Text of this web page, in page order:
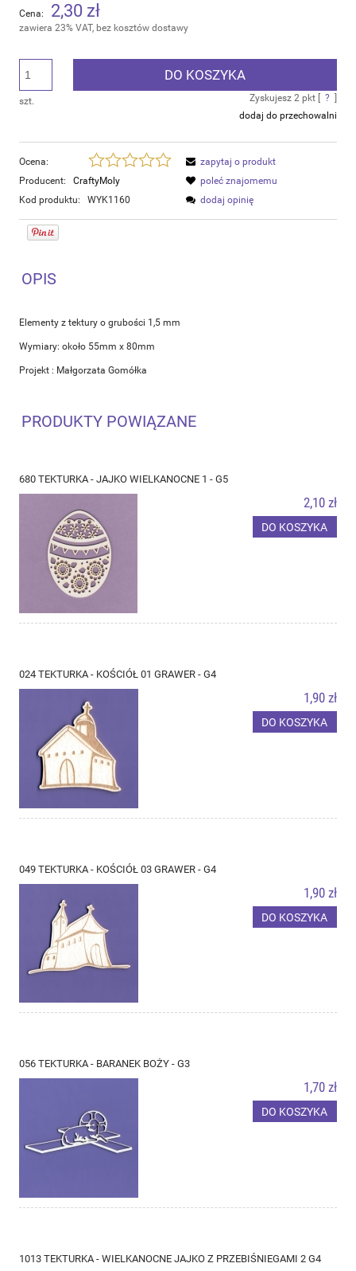
Cena: 2,30 zł
zawiera 23% VAT, bez kosztów dostawy
szt.
DO KOSZYKA
Zyskujesz 2 pkt [ ?
dodaj do przechowalni
Ocena:
Producent:
CraftyMoly
Kod produktu:
WYK1160
zapytaj o produkt
poleć znajomemu
dodaj opinię
OPIS
Elementy z tektury o grubości 1,5 mm
Wymiary: około 55mm x 80mm
Projekt : Małgorzata Gomółka
PRODUKTY POWIĄZANE
680 TEKTURKA - JAJKO WIELKANOCNE 1 - G5
2,10 zł
DO KOSZYKA
024 TEKTURKA - KOŚCIÓŁ 01 GRAWER - G4
1,90 zł
DO KOSZYKA
049 TEKTURKA - KOŚCIÓŁ 03 GRAWER - G4
1,90 zł
DO KOSZYKA
056 TEKTURKA - BARANEK BOŻY - G3
1,70 zł
DO KOSZYKA
1013 TEKTURKA - WIELKANOCNE JAJKO Z PRZEBIŚNIEGAMI 2 G4